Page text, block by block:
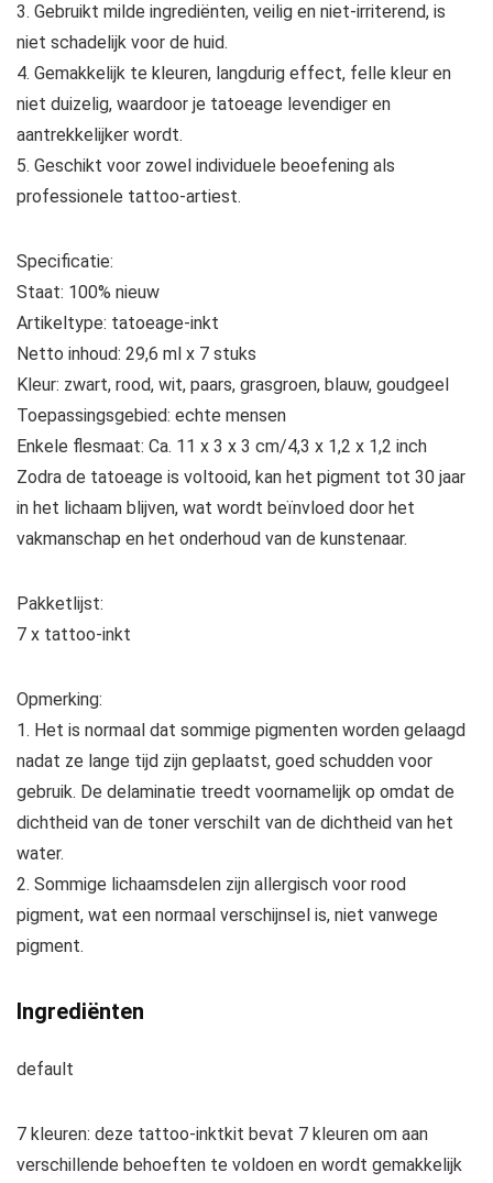
3. Gebruikt milde ingrediënten, veilig en niet-irriterend, is
niet schadelijk voor de huid.
4. Gemakkelijk te kleuren, langdurig effect, felle kleur en
niet duizelig, waardoor je tatoeage levendiger en
aantrekkelijker wordt.
5. Geschikt voor zowel individuele beoefening als
professionele tattoo-artiest.
Specificatie:
Staat: 100% nieuw
Artikeltype: tatoeage-inkt
Netto inhoud: 29,6 ml x 7 stuks
Kleur: zwart, rood, wit, paars, grasgroen, blauw, goudgeel
Toepassingsgebied: echte mensen
Enkele flesmaat: Ca. 11 x 3 x 3 cm/4,3 x 1,2 x 1,2 inch
Zodra de tatoeage is voltooid, kan het pigment tot 30 jaar
in het lichaam blijven, wat wordt beïnvloed door het
vakmanschap en het onderhoud van de kunstenaar.
Pakketlijst:
7 x tattoo-inkt
Opmerking:
1. Het is normaal dat sommige pigmenten worden gelaagd
nadat ze lange tijd zijn geplaatst, goed schudden voor
gebruik. De delaminatie treedt voornamelijk op omdat de
dichtheid van de toner verschilt van de dichtheid van het
water.
2. Sommige lichaamsdelen zijn allergisch voor rood
pigment, wat een normaal verschijnsel is, niet vanwege
pigment.
Ingrediënten
default
7 kleuren: deze tattoo-inktkit bevat 7 kleuren om aan
verschillende behoeften te voldoen en wordt gemakkelijk